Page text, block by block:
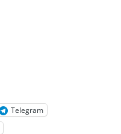
Telegram